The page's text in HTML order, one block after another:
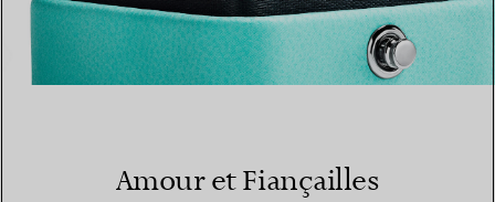
Amour et Fiançailles